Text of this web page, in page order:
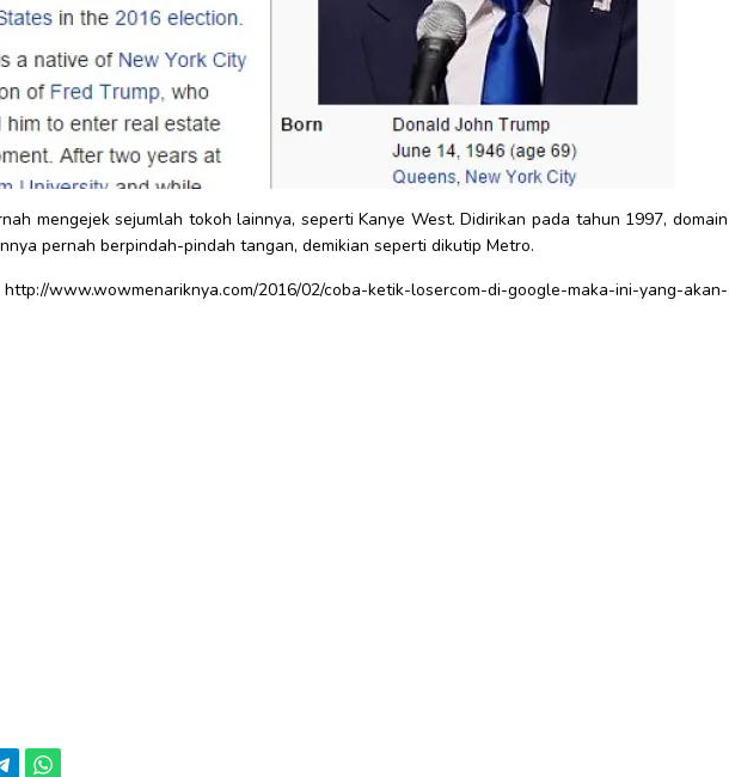
mengejek sejumlah tokoh lainnya, seperti Kanye West. Didirikan pada tahun 1997, domain
pernah berpindah-pindah tangan, demikian seperti dikutip Metro.
2016/02/coba-ketik-losercom-di-google-maka-ini-yang-akan-